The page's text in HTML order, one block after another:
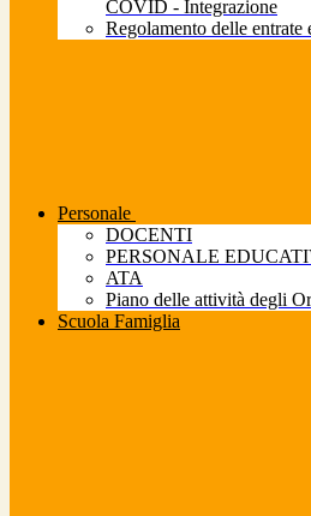
COVID - Integrazione
Regolamento delle entrate
Personale
DOCENTI
PERSONALE
ATA
Piano delle attività degli
Scuola Famiglia